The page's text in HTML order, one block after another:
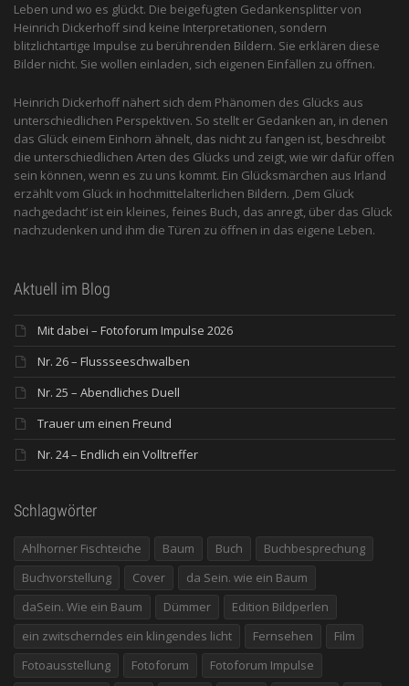
Leben und wo es glückt. Die beigefügten Gedankensplitter von
Heinrich Dickerhoff sind keine Interpretationen, sondern
blitzlichtartige Impulse zu berührenden Bildern. Sie erklären diese
Bilder nicht. Sie wollen einladen, sich eigenen Einfällen zu öffnen.
Heinrich Dickerhoff nähert sich dem Phänomen des Glücks aus
unterschiedlichen Perspektiven. So stellt er Gedanken an, in denen
das Glück einem Einhorn ähnelt, das nicht zu fangen ist, beschreibt
die unterschiedlichen Arten des Glücks und zeigt, wie wir dafür offen
sein können, wenn es zu uns kommt. Ein Glücksmärchen aus Irland
erzählt vom Glück in hochmittelalterlichen Bildern. ‚Dem Glück
nachgedacht‘ ist ein kleines, feines Buch, das anregt, über das Glück
nachzudenken und ihm die Türen zu öffnen in das eigene Leben.
Aktuell im Blog
Mit dabei – Fotoforum Impulse 2026
Nr. 26 – Flussseeschwalben
Nr. 25 – Abendliches Duell
Trauer um einen Freund
Nr. 24 – Endlich ein Volltreffer
Schlagwörter
Ahlhorner Fischteiche Baum Buch
Buchbesprechung
Buchvorstellung
Cover
da Sein. wie ein Baum
daSein. Wie ein Baum
Dümmer
Edition Bildperlen
ein zwitscherndes ein klingendes licht
Fernsehen
Film
Fotoausstellung
Fotoforum
Fotoforum Impulse